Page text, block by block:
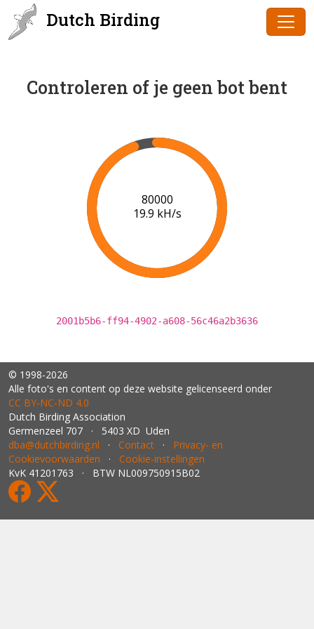
Dutch Birding
Controleren of je geen bot bent
81000
19.9 kH/s
2001b5b6-ff94-4902-a608-56c46a2b3636
© 1998-2026
Alle foto's en content op deze website gelicenseerd onder
CC BY‑NC‑ND 4.0
Dutch Birding Association
Germenzeel 707 · 5403 XD Uden
dba@dutchbirding.nl · Contact · Privacy- en
Cookievoorwaarden · Cookie-instellingen
KvK 41201763 · BTW NL009750915B02